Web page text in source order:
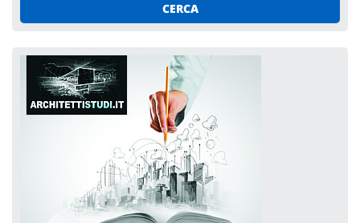
CERCA